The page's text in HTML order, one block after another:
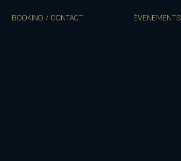
BOOKING / CONTACT ÉVENEMENTS